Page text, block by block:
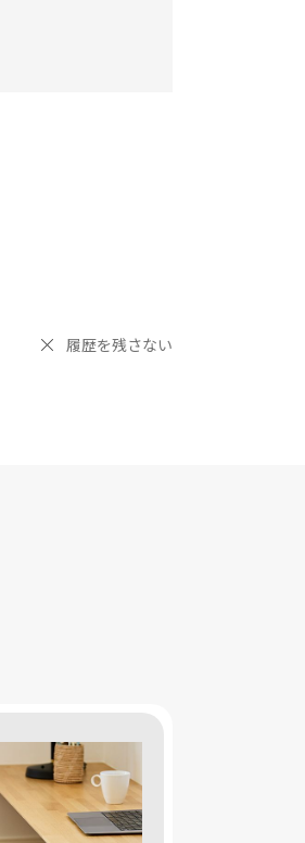
履歴を残さない